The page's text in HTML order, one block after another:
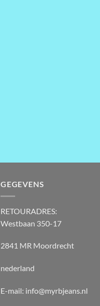
GEGEVENS
RETOURADRES:
Westbaan 350-17
2841 MR Moordrecht
nederland
E-mail: info@myrbjeans.nl